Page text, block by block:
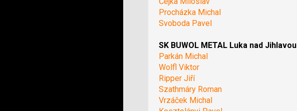
Procházka Michal
Svoboda Pavel
SK BUWOL METAL Luka nad Jihlavou
Parkán Michal
Wolfl Viktor
Ripper Jiří
Szathmáry Roman
Vrzáček Michal